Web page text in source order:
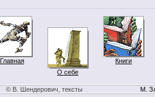
Главная
О себе
Книги
© В. Шендерович, тексты М.